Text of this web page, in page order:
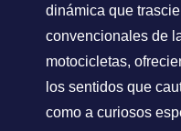
dinámica que
convencionales de
motocicletas,
los sentidos que
como a curiosos